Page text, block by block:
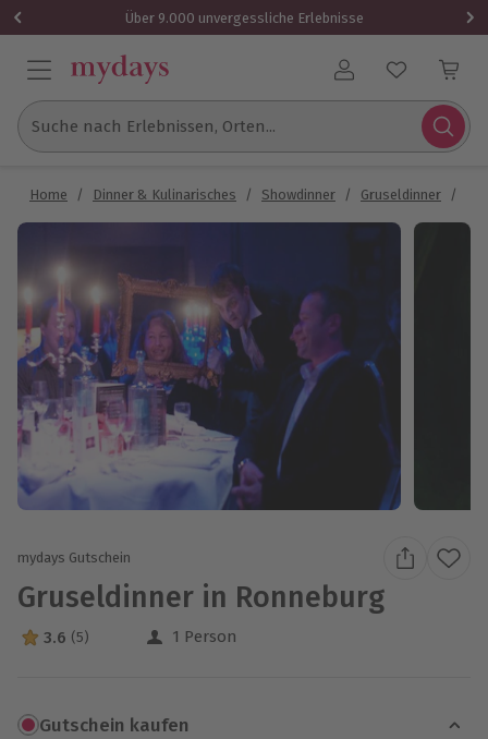
Über 9.000 unvergessliche Erlebnisse
Benutzerkonto
Suche nach Erlebnissen, Orten...
Home / Dinner & Kulinarisches / Showdinner / Gruseldinner /
mydays Gutschein
Gruseldinner in Ronneburg
3.6 Sterne von 5 aus 5 Bewertungen
3.6 (5) 1 Person
Gutschein kaufen